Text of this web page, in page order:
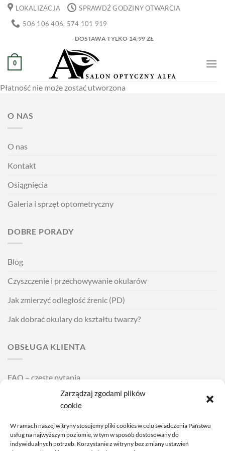
Zarządzaj zgodami plików
cookie
W ramach naszej witryny stosujemy pliki cookies w celu świadczenia Państwu
usług na najwyższym poziomie, w tym w sposób dostosowany do
indywidualnych potrzeb. Korzystanie z witryny bez zmiany ustawień
Przewiń
zawartości
LOKALIZACJA
SPRAWDŹ GODZINY OTWARCIA
506 106 406, 574 101 919
DOSTAWA TYLKO 14,99 ZŁ
0
Płatność nie może zostać utworzona
O NAS
O nas
Kontakt
Osiągnięcia
Galeria i sprzęt optometryczny
DOBRE PORADY
Blog
Czyszczenie i przechowywanie okularów
Jak zmierzyć odległość źrenic (PD)
Jak dobrać okulary do kształtu twarzy?
OBSŁUGA KLIENTA
FAQ – częste pytania
Wysyłka i dostawa
Cennik usług